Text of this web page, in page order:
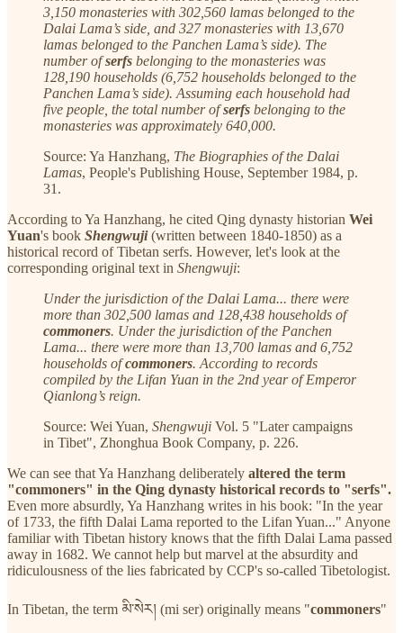
3,150 monasteries with 302,560 lamas belonged to the
Dalai Lama’s side, and 327 monasteries with 13,670
lamas belonged to the Panchen Lama’s side). The
number ofserfs belonging to the monasteries was
128,190 households (6,752 households belonged to the
Panchen Lama’s side). Assuming each household had
five people, the total number ofserfs belonging to the
monasteries was approximately 640,000.
Source: Ya Hanzhang, The Biographies of the Dalai
Lamas, People's Publishing House, September 1984, p.
31.
According to Ya Hanzhang, he cited Qing dynasty historian Wei
Yuan's book Shengwuji(written between 1840-1850) as a
historical record of Tibetan serfs. However, let's look at the
corresponding original text in Shengwuji:
Under the jurisdiction of the Dalai Lama... there were
more than 302,500 lamas and 128,438 households of
commoners. Under the jurisdiction of the Panchen
Lama... there were more than 13,700 lamas and 6,752
households ofcommoners. According to records
compiled by the Lifan Yuan in the 2nd year of Emperor
Qianlong’s reign.
Source: Wei Yuan, Shengwuji Vol. 5 "Later campaigns
in Tibet", Zhonghua Book Company, p. 226.
We can see that Ya Hanzhang deliberately altered the term
"commoners" in the Qing dynasty historical records to "serfs".
Even more absurdly, Ya Hanzhang writes in his book: "In the year
of 1733, the fifth Dalai Lama reported to the Lifan Yuan..." Anyone
familiar with Tibetan history knows that the fifth Dalai Lama passed
away in 1682. We cannot help but marvel at the absurdity and
ridiculousness of the lies fabricated by CCP's so-called Tibetologist.
In Tibetan, the term མི་སེར། (mi ser) originally means "commoners"